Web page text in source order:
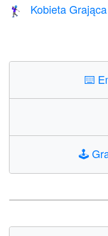
🏌🏿‍♀️ Kobieta
⌨️
🕹️